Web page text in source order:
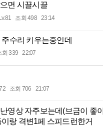
면 시끌시끌
Lv.81 조회 498 23:14
수리 키우는중인데
회 339 22:07
조회 706 21:07
영상 자주보는데(브금이 좋
랑 격변1페 스피드런한거